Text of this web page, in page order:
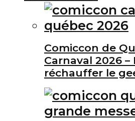
Comiccon de
Carnaval 2026 –
réchauffer le